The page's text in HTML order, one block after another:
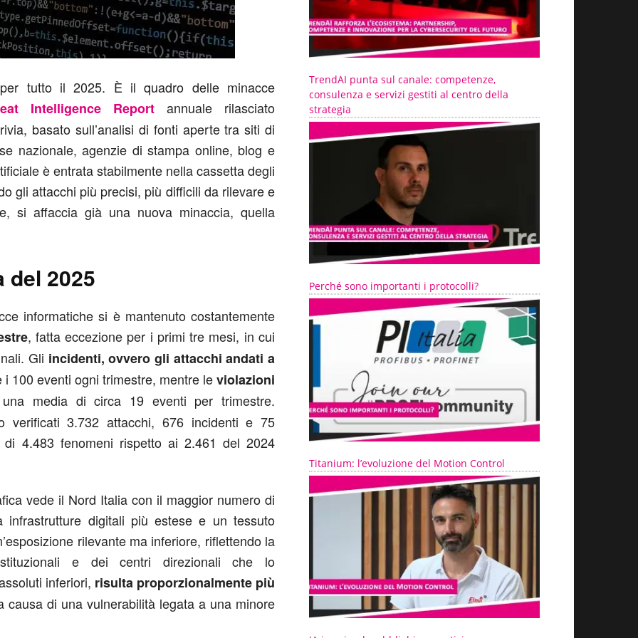
tutto il 2025. È il quadro delle minacce
Intelligence Reportannuale rilasciato
basato sull’analisi di fonti aperte tra siti di
nazionale, agenzie di stampa online, blog e
è entrata stabilmente nella cassetta degli
gli attacchi più precisi, più difficili da rilevare e
si affaccia già una nuova minaccia, quella
del 2025
informatiche si è mantenuto costantemente
, fatta eccezione per i primi tre mesi, in cui
Gli incidenti, ovvero gli attacchi andati a
100 eventi ogni trimestre, mentre leviolazioni
media di circa 19 eventi per trimestre.
verificati 3.732 attacchi, 676 incidenti e 75
4.483 fenomeni rispetto ai 2.461 del 2024
vede il Nord Italia con il maggior numero di
infrastrutture digitali più estese e un tessuto
rilevante ma inferiore, riflettendo la
e dei centri direzionali che lo
inferiori, risulta proporzionalmente più
causa di una vulnerabilità legata a una minore
TrendAI punta sul canale: competenze,
consulenza e servizi gestiti al centro della
strategia
Perché sono importanti i protocolli?
Titanium: l’evoluzione del Motion Control